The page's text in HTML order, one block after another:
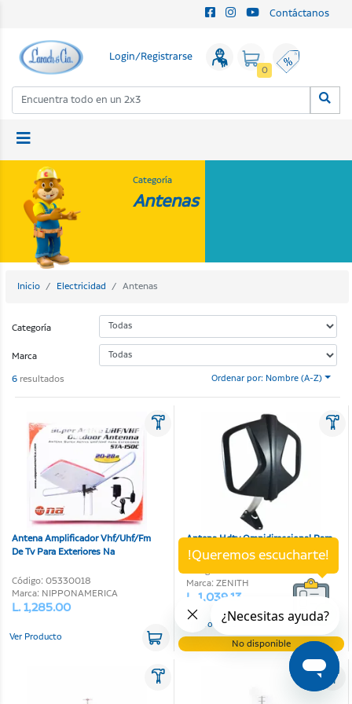
Contáctanos
Login/Registrarse
0
Categoría
Antenas
Inicio Electricidad Antenas
Categoría
Marca
6 resultados Ordenar por: Nombre (A-Z)
Antena Amplificador Vhf/Uhf/Fm
De Tv Para Exteriores Na
Código: 05330018
Marca: NIPPONAMERICA
L. 1,285.00
Ver Producto
Antena Hdtv Omnidireccional Para
Interiores Y Exteriores Zenith
Código: 05330020
Marca: ZENITH
L. 1,039.13
Ver Producto
No disponible
!Queremos escucharte!